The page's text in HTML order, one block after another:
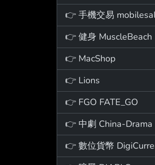
👉 手機交易
👉 健身 MuscleBeach
👉 MacShop
👉 Lions
👉 FGO FATE_GO
👉 中劇 China-Drama
👉 數位貨幣